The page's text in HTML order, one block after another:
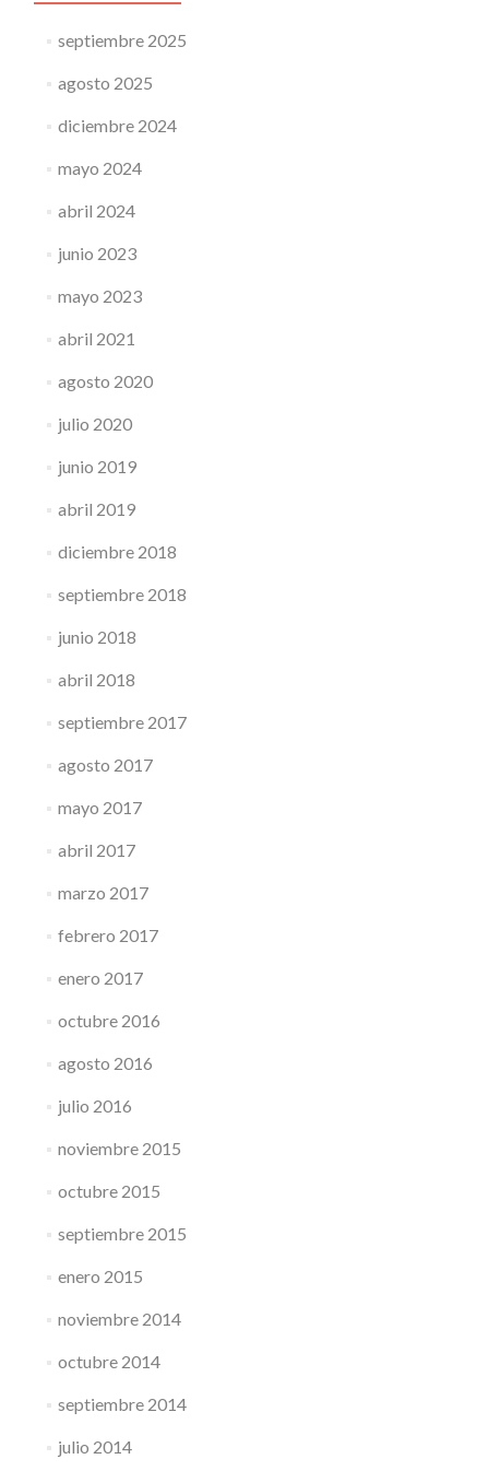
septiembre 2025
agosto 2025
diciembre 2024
mayo 2024
abril 2024
junio 2023
mayo 2023
abril 2021
agosto 2020
julio 2020
junio 2019
abril 2019
diciembre 2018
septiembre 2018
junio 2018
abril 2018
septiembre 2017
agosto 2017
mayo 2017
abril 2017
marzo 2017
febrero 2017
enero 2017
octubre 2016
agosto 2016
julio 2016
noviembre 2015
octubre 2015
septiembre 2015
enero 2015
noviembre 2014
octubre 2014
septiembre 2014
julio 2014